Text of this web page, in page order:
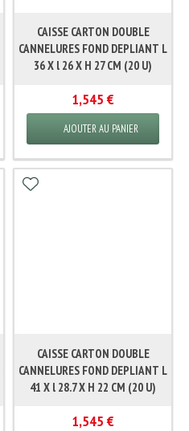
CAISSE CARTON DOUBLE
CANNELURES FOND DEPLIANT L
36 X l 26 X H 27 CM (20 U)
1,545 €
AJOUTER AU PANIER
CAISSE CARTON DOUBLE
CANNELURES FOND DEPLIANT L
41 X l 28.7 X H 22 CM (20 U)
1,545 €